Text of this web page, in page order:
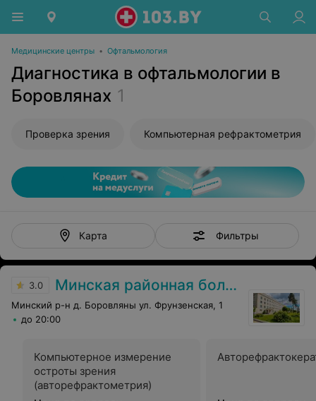
Медицинские центры • Офтальмология
Диагностика в офтальмологии в
Боровлянах 1
Проверка зрения Компьютерная рефрактометрия
Карта Фильтры
3.0 Минская районная больница
Минский р-н д. Боровляны ул. Фрунзенская, 1
до 20:00
Компьютерное измерение
остроты зрения
(авторефрактометрия)